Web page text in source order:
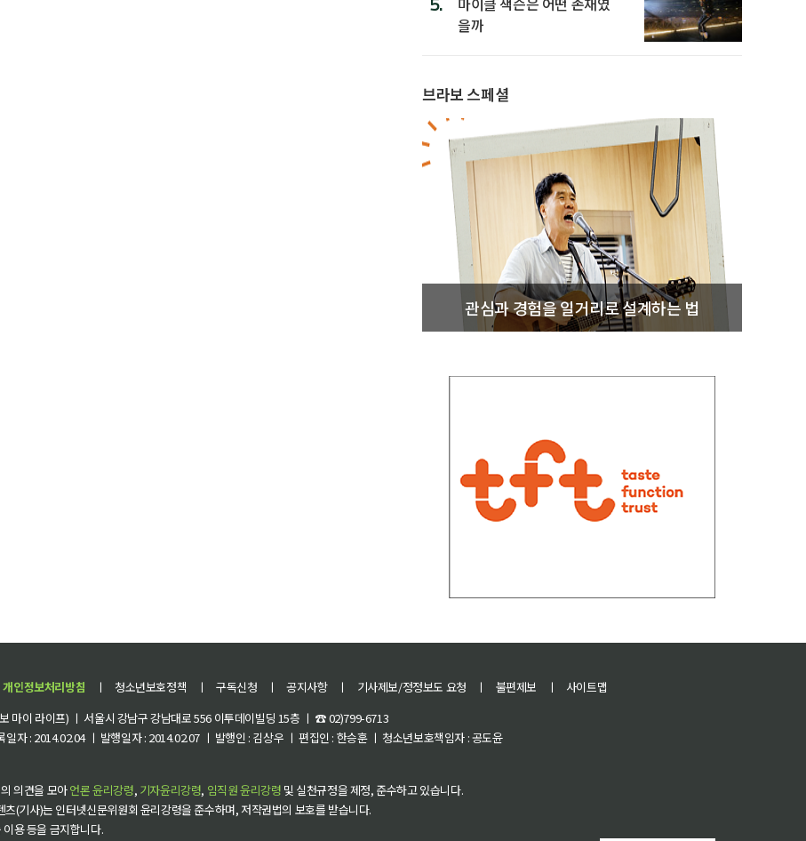
을까
브라보 스페셜
관심과 경험을 일거리로 설계하는 법
개인정보처리방침 ㅣ 청소년보호정책 ㅣ 구독신청 ㅣ 공지사항 ㅣ 기사제보/정정보도 요청 ㅣ 불편제보 ㅣ
사이트맵
마이 라이프) ㅣ 서울시 강남구 강남대로 556 이투데이빌딩 15층 ㅣ ☎ 02)799-6713
자 : 2014.02.04 ㅣ 발행일자 : 2014.02.07 ㅣ 발행인 : 김상우 ㅣ 편집인 : 한승훈 ㅣ 청소년보호책임자 : 공도윤
의견을 모아언론 윤리강령, 기자윤리강령, 임직원 윤리강령 및 실천규정을 제정, 준수하고 있습니다.
(기사)는 인터넷신문위원회 윤리강령을 준수하며, 저작권법의 보호를 받습니다.
용 등을 금지합니다.